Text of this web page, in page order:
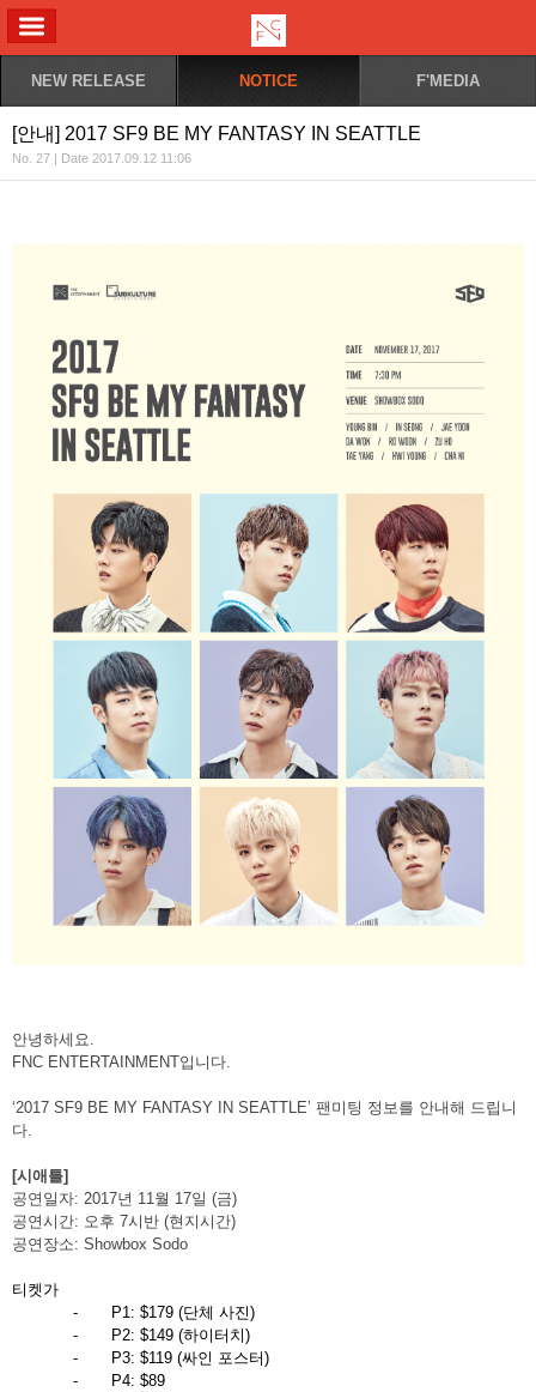
NEW RELEASE NOTICE F'MEDIA
[안내] 2017 SF9 BE MY FANTASY IN SEATTLE
No. 27 | Date 2017.09.12 11:06
안녕하세요
FNC ENTERTAINMENT입니다
‘2017 SF9 BE MY FANTASY IN SEATTLE’ 팬미팅 정보를 안내해 드립니
다
[시애틀]
공연일자: 2017년 11 월 17일 (금)
공연시간: 오후 7시반 (현지시간)
공연장소: Showbox Sodo
티켓가
-
P1: $179 (단체 사진)
-
P2: $149 (하이터치)
-
P3: $119 (싸인 포스터)
-
P4: $89